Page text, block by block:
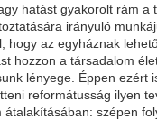
hatást gyakorolt rám a
irányuló
hogy az egyháznak
hozzon a társadalom
lényege. Éppen ezért
reformátusság ilyen
átalakításában: szépen